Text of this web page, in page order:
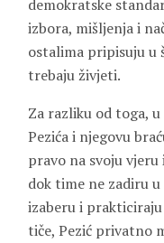
demokratske
izbora, mišljenja i
ostalima pripisuju u
trebaju živjeti.
Za razliku od toga,
Pezića i njegovu
pravo na svoju
dok time ne zadiru
izaberu i prakticiraju
tiče, Pezić privatno